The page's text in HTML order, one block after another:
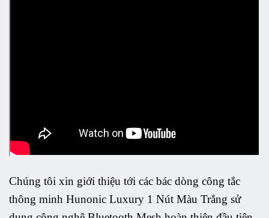
Chúng tôi xin giới thiệu tới các bác dòng công tắc
thông minh Hunonic Luxury 1 Nút Màu Trắng sử